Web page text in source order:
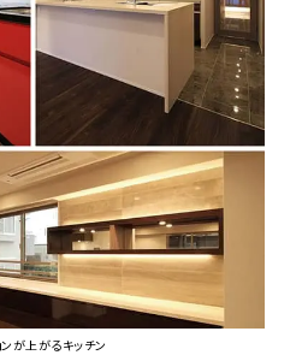
ンが上がるキッチン